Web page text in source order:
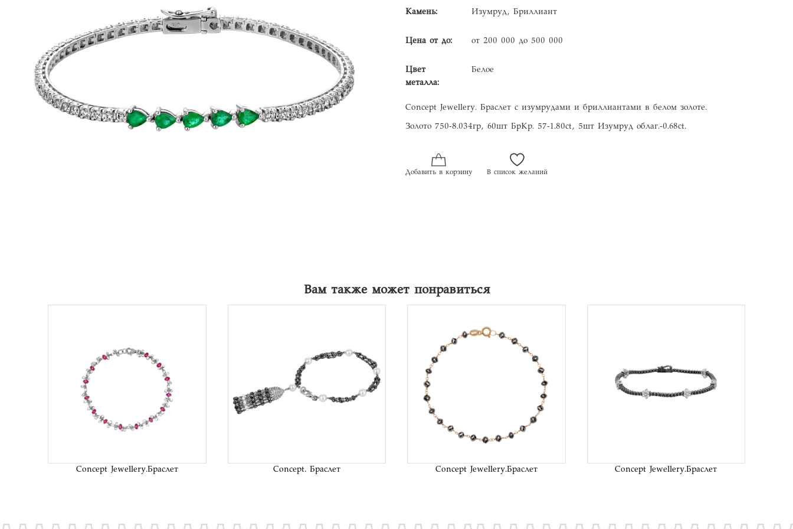
Камень: Изумруд, Бриллиант
Цена от до: от 200 000 до 500 000
Цвет
металла:
Белое
Concept Jewellery. Браслет с изумрудами и бриллиантами в белом золоте.
Золото 750-8.034гр, 60шт БрКр. 57-1.80ct, 5шт Изумруд облаг.-0.68ct.
Добавить в корзину В список желаний
Вам также может понравиться
В список
желаний
Concept Jewellery.Браслет
В список
желаний
Concept. Браслет
желаний
Concept Jewellery.Браслет
В список
Concept Jewellery.Браслет